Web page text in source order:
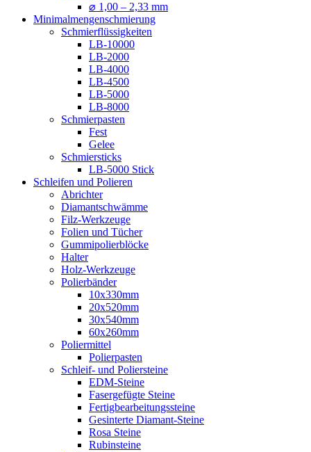
⌀ 1,00 – 2,33 mm
Minimalmengenschmierung
Schmierflüssigkeiten
LB-10000
LB-2000
LB-4000
LB-4500
LB-5000
LB-8000
Schmierpasten
Fest
Gelee
Schmiersticks
LB-5000 Stick
Schleifen und Polieren
Abrichter
Diamantschwämme
Filz-Werkzeuge
Folien und Tücher
Gummipolierblöcke
Halter
Holz-Werkzeuge
Polierbänder
10x330mm
20x520mm
30x540mm
60x260mm
Poliermittel
Polierpasten
Schleif- und Poliersteine
EDM-Steine
Fasergefügte Steine
Fertigbearbeitungssteine
Gesinterte Diamant-Steine
Rosa Steine
Rubinsteine